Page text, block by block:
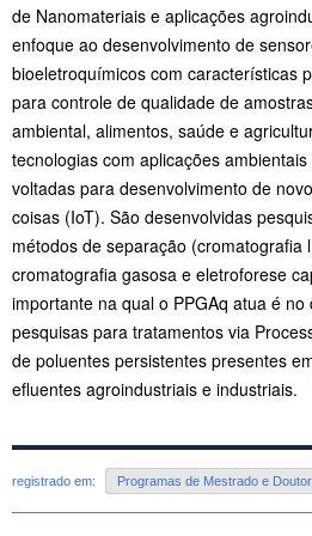
de Nanomateriais e aplicações
enfoque ao desenvolvimento de
bioeletroquímicos com características
para controle de qualidade de
ambiental, alimentos, saúde e
tecnologias com aplicações
voltadas para desenvolvimento de
coisas (IoT). São desenvolvidas
métodos de separação (cromatografia
cromatografia gasosa e eletroforese
importante na qual o PPGAq atua é no
pesquisas para tratamentos via
de poluentes persistentes presentes
efluentes agroindustriais e industriais.
registrado em: Programas de Mestrado e